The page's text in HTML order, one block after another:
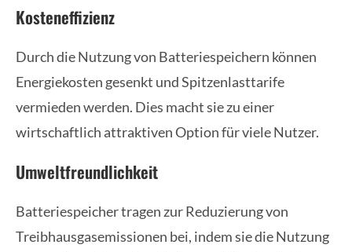
Kosteneffizienz
Durch die Nutzung von Batteriespeichern können
Energiekosten gesenkt und Spitzenlasttarife
vermieden werden. Dies macht sie zu einer
wirtschaftlich attraktiven Option für viele Nutzer.
Umweltfreundlichkeit
Batteriespeicher tragen zur Reduzierung von
Treibhausgasemissionen bei, indem sie die Nutzung